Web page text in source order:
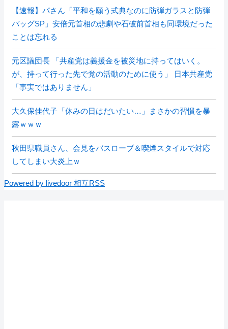
【速報】パさん「平和を願う式典なのに防弾ガラスと防弾
バッグSP」安倍元首相の悲劇や石破前首相も同環境だった
ことは忘れる
元区議団長 「共産党は義援金を被災地に持ってはいく。
が、持って行った先で党の活動のために使う」 日本共産党
「事実ではありません」
大久保佳代子「休みの日はだいたい…」まさかの習慣を暴
露ｗｗｗ
秋田県職員さん、会見をバスローブ＆喫煙スタイルで対応
してしまい大炎上ｗ
Powered by livedoor 相互RSS